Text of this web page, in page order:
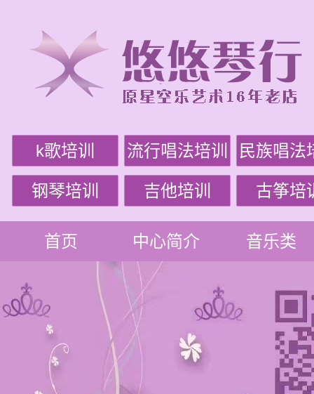
k歌培训 流行唱法培训 民族唱法
钢琴培训 吉他培训 古筝培
首页 中心简介 音乐类